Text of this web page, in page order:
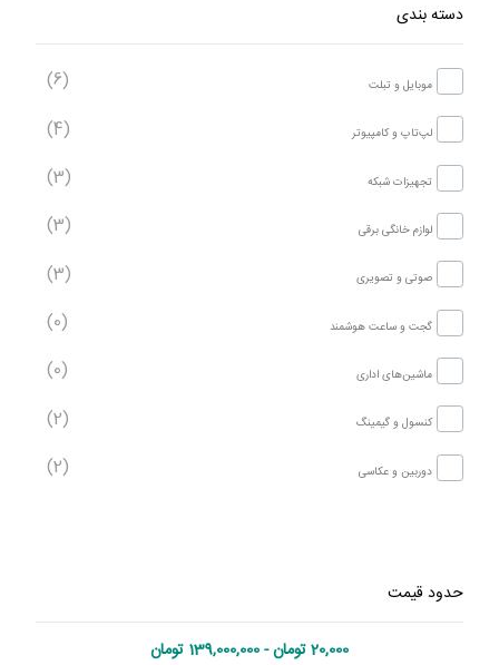
دسته بندی
موبایل و تبلت (6)
لپ‌تاپ و کامپیوتر (4)
تجهیزات شبکه (3)
لوازم خانگی برقی (3)
صوتی و تصویری (3)
گجت و ساعت هوشمند (0)
ماشین‌های اداری (0)
کنسول و گیمینگ (2)
دوربین و عکاسی (2)
حدود قیمت